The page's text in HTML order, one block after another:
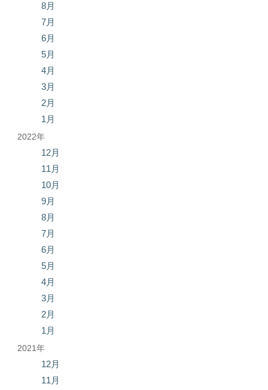
8月
7月
6月
5月
4月
3月
2月
1月
2022年
12月
11月
10月
9月
8月
7月
6月
5月
4月
3月
2月
1月
2021年
12月
11月